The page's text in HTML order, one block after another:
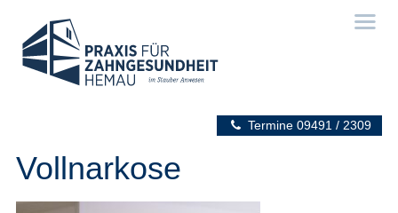
Termine 09491 / 2309
Vollnarkose